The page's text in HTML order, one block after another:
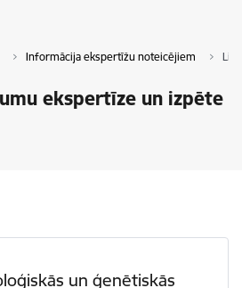
Informācija ekspertīžu noteicējiem
ekspertīze un izpēte
un ģenētiskās